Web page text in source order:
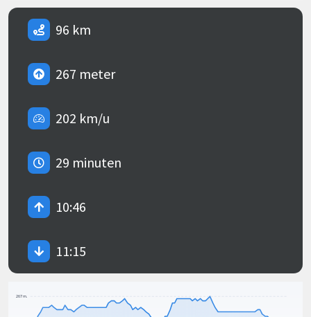
96 km
267 meter
202 km/u
29 minuten
10:46
11:15